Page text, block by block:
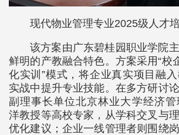
现代物业管理专业2025级人才
该方案由广东碧桂园职业学院
鲜明的产教融合特色。方案采用“校
化实训”模式，将企业真实项目融
实战中提升专业技能。在多方研讨
副理事长单位北京林业大学经济
洋教授等高校专家，从学科交叉与
优化建议；企业一线管理者则围绕